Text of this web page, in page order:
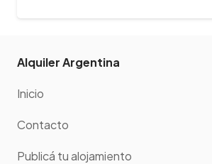
Alquiler Argentina
Inicio
Contacto
Publicá tu alojamiento